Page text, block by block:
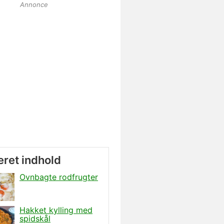
Annonce